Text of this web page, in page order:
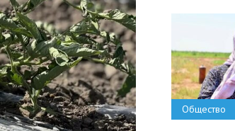
Общество